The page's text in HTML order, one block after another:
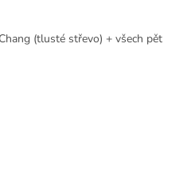
(tlusté střevo) + všech pět